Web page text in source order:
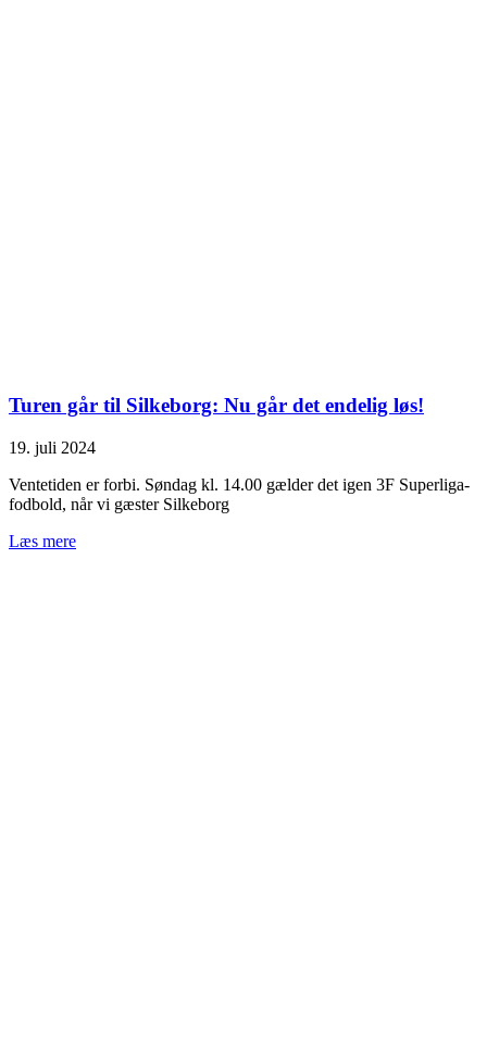
Turen går til Silkeborg: Nu går det endelig løs!
19. juli 2024
Ventetiden er forbi. Søndag kl. 14.00 gælder det igen 3F Superliga-
fodbold, når vi gæster Silkeborg
Læs mere